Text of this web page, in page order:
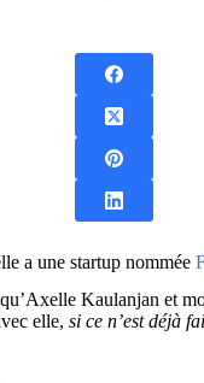
a une startup nommée
Kaulanjan et
elle, si ce n’est déjà